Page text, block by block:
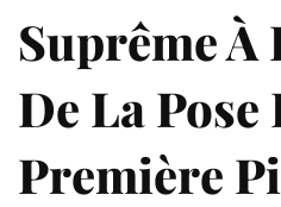
Suprême À
De La Pose
Première